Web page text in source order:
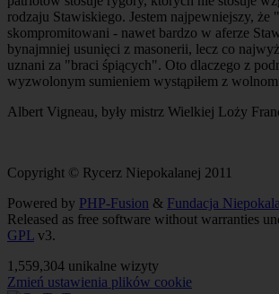
rodzaju Stawiskiego. Jestem najpewniejszy, że
skompromitowani - nawet bardzo w aferze
bynajmniej usunięci z masonerii, lecz co
uznani za "braci śpiących". Oto dlaczego z
wyzwolonym sumieniem wystąpiłem z
Albert Vigneau, były mistrz Wielkiej Loży
Copyright © Rycerz Niepokalanej 2011
Powered by PHP-Fusion & Fundacja
Released as free software without warranties
GPL v3.
1,559,304 unikalne wizyty
Zmień ustawienia plików cookie